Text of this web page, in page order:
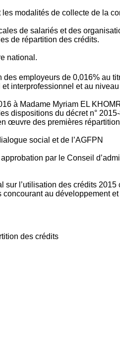
modalités de collecte de la
de salariés et des
de répartition des crédits.
national.
employeurs de 0,016% au
interprofessionnel et au
à Madame Myriam EL
dispositions du décret n°
œuvre des premières
social et de l’AGFPN
par le Conseil
l’utilisation des crédits
au développement
des crédits